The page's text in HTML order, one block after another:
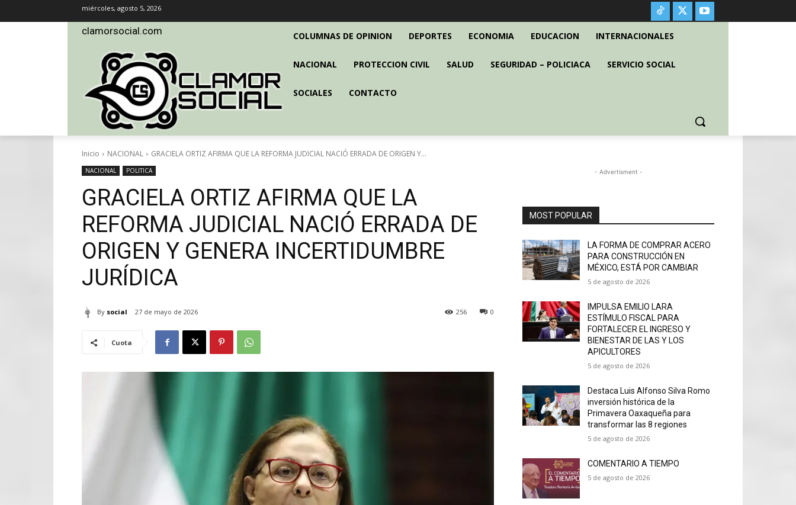
miércoles, agosto 5, 2026
clamorsocial.com COLUMNAS DE OPINION DEPORTES ECONOMIA EDUCACION INTERNACIONALES
NACIONAL PROTECCION CIVIL SALUD SEGURIDAD – POLICIACA SERVICIO SOCIAL
SOCIALES CONTACTO
Inicio NACIONAL GRACIELA ORTIZ AFIRMA QUE LA REFORMA JUDICIAL NACIÓ ERRADA DE ORIGEN Y...
NACIONAL POLITICA
GRACIELA ORTIZ AFIRMA QUE LA
REFORMA JUDICIAL NACIÓ ERRADA DE
ORIGEN Y GENERA INCERTIDUMBRE
JURÍDICA
By social 27 de mayo de 2026 0
256
Cuota
- Advertisment -
MOST POPULAR
LA FORMA DE COMPRAR ACERO
PARA CONSTRUCCIÓN EN
MÉXICO, ESTÁ POR CAMBIAR
5 de agosto de 2026
IMPULSA EMILIO LARA
ESTÍMULO FISCAL PARA
FORTALECER EL INGRESO Y
BIENESTAR DE LAS Y LOS
APICULTORES
5 de agosto de 2026
Destaca Luis Alfonso Silva Romo
inversión histórica de la
Primavera Oaxaqueña para
transformar las 8 regiones
5 de agosto de 2026
COMENTARIO A TIEMPO
5 de agosto de 2026